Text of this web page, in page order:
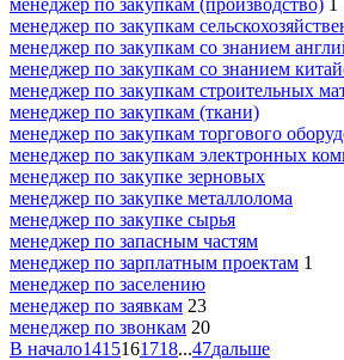
менеджер по закупкам
менеджер по закупкам со знанием
менеджер по закупкам со знанием
менеджер по закупкам строительных
менеджер по закупкам (ткани)
менеджер по закупкам торгового
менеджер по закупкам электронных
менеджер по закупке зерновых
менеджер по закупке металлолома
менеджер по закупке сырья
менеджер по запасным частям
менеджер по зарплатным проектам 1
менеджер по заселению
менеджер по заявкам 23
менеджер по звонкам 20
В начало1415161718...47дальше